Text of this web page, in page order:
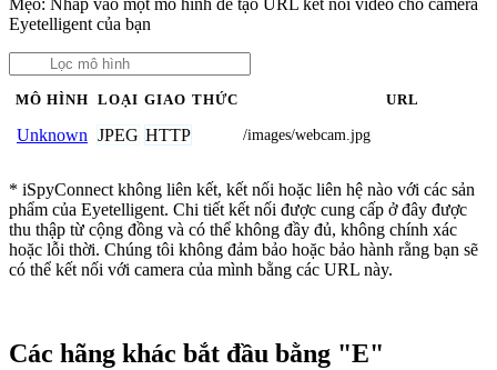
Eyetelligent của bạn
MÔ HÌNH LOẠI GIAO THỨC URL
Unknown JPEG HTTP /images/webcam.jpg
* iSpyConnect không liên kết, kết nối hoặc liên hệ nào với các sản
phẩm của Eyetelligent. Chi tiết kết nối được cung cấp ở đây được
thu thập từ cộng đồng và có thể không đầy đủ, không chính xác
hoặc lỗi thời. Chúng tôi không đảm bảo hoặc bảo hành rằng bạn sẽ
có thể kết nối với camera của mình bằng các URL này.
Các hãng khác bắt đầu bằng "E"